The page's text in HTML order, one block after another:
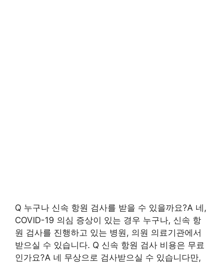
Q 누구나 신속 항원 검사를 받을 수 있을까요?A 네,
COVID-19 의심 증상이 있는 경우 누구나, 신속 항
원 검사를 진행하고 있는 병원, 의원 의료기관에서
받으실 수 있습니다. Q 신속 항원 검사 비용은 무료
인가요?A 네 무상으로 검사받으실 수 있습니다만,